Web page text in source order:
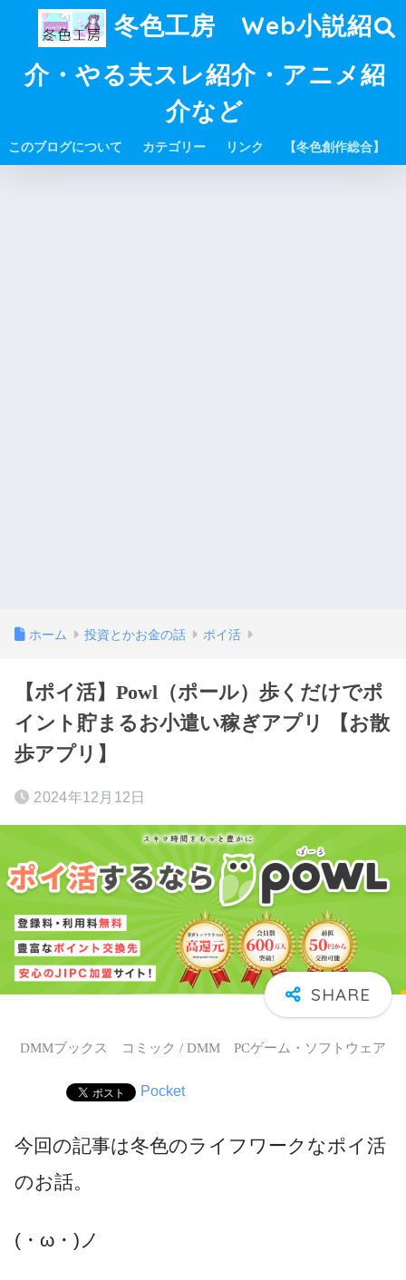
冬色工房 Web小説紹
介・やる夫スレ紹介・アニメ紹
介など
このブログについて カテゴリー リンク 【冬色創作総合】
ホーム 投資とかお金の話 ポイ活
【ポイ活】Powl（ポール）歩くだけでポ
イント貯まるお小遣い稼ぎアプリ 【お散
歩アプリ】
2024年12月12日
DMMブックス コミック / DMM PCゲーム・ソフトウェア
Pocket
今回の記事は冬色のライフワークなポイ活
のお話。
(・ω・)ノ